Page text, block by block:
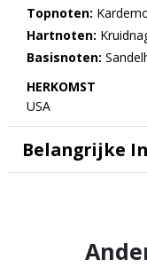
Topnoten:
Hartnoten:
Basisnoten:
HERKOMST
USA
Belangrijke